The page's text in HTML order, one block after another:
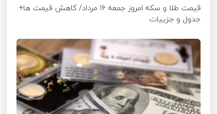
قیمت طلا و سکه امروز جمعه ۱۶ مرداد/ کاهش قیمت ها+
جدول و جزییات